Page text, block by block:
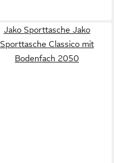
Jako Sporttasche Jako
Sporttasche Classico mit
Bodenfach 2050